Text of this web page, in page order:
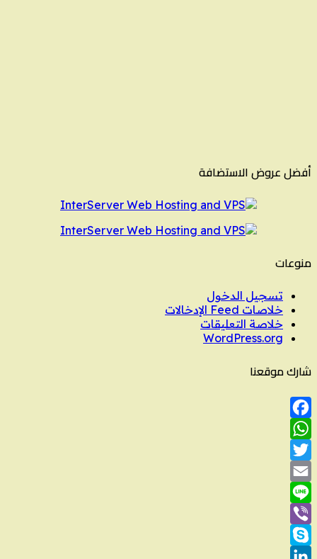
أفضل عروض الاستضافة
منوعات
تسجيل الدخول
خلاصات Feed الإدخالات
خلاصة التعليقات
WordPress.org
شارك موقعنا
Facebook
WhatsApp
Twitter
Email
Line
Viber